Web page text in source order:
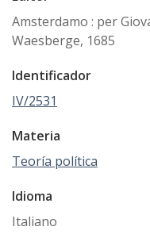
Amsterdamo : per
Waesberge, 1685
Identificador
IV/2531
Materia
Teoría política
Idioma
Italiano